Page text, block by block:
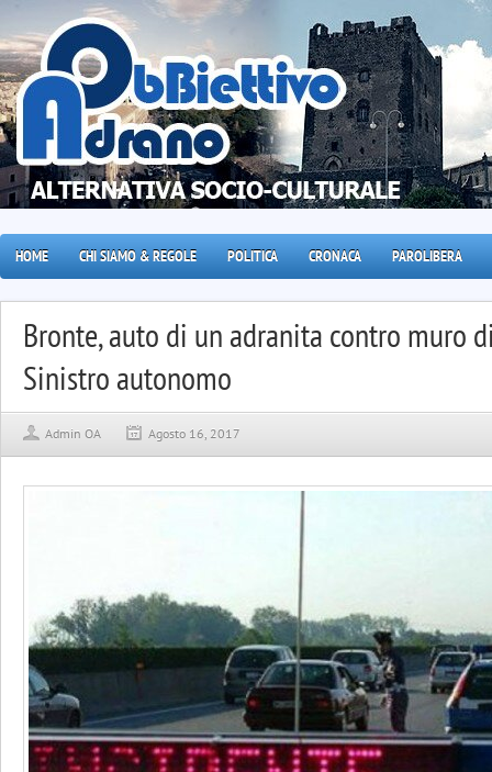
HOME CHI SIAMO & REGOLE POLITICA CRONACA PAROLIBERA
Bronte, auto di un adranita contro muro
Sinistro autonomo
Admin OA Agosto 16, 2017